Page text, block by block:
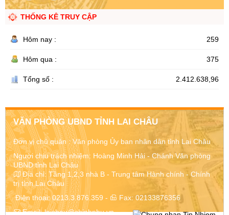
THỐNG KÊ TRUY CẬP
Hôm nay : 259
Hôm qua : 375
Tổng số : 2.412.638,96
VĂN PHÒNG UBND TỈNH LAI CHÂU
Đơn vị chủ quản :Văn phòng Ủy ban nhân dân tỉnh Lai Châu
Người chịu trách nhiệm: Hoàng Minh Hải - Chánh Văn phòng
UBND tỉnh Lai Châu
Địa chỉ: Tầng 1,2,3 nhà B - Trung tâm Hành chính - Chính
trị tỉnh Lai Châu
Điện thoại:0213.3.876.359 - Fax: 02133876356
Email:laichau@chinhphu.vn